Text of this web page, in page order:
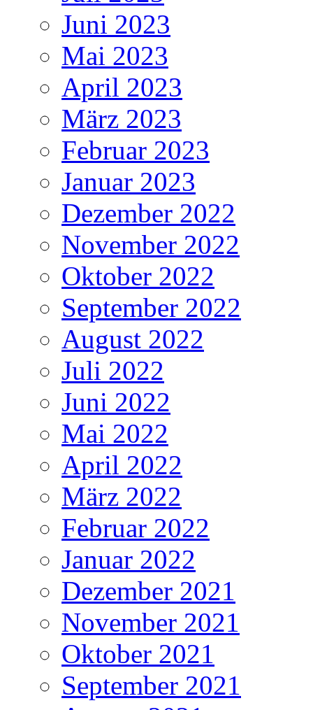
Juni 2023
Mai 2023
April 2023
März 2023
Februar 2023
Januar 2023
Dezember 2022
November 2022
Oktober 2022
September 2022
August 2022
Juli 2022
Juni 2022
Mai 2022
April 2022
März 2022
Februar 2022
Januar 2022
Dezember 2021
November 2021
Oktober 2021
September 2021